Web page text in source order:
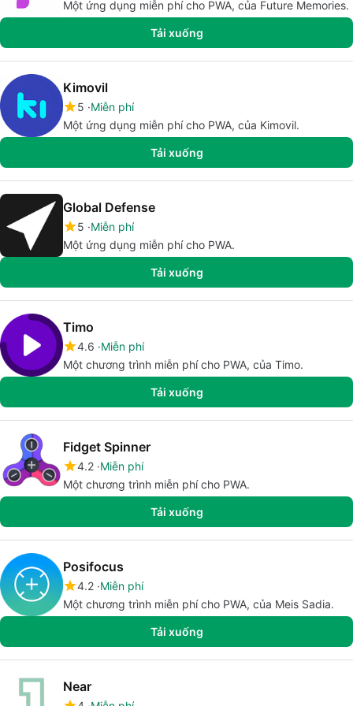
Một ứng dụng miễn phí cho PWA, của Future Memories.
Tải xuống
Kimovil
5 Miễn phí
Một ứng dụng miễn phí cho PWA, của Kimovil.
Tải xuống
Global Defense
5 Miễn phí
Một ứng dụng miễn phí cho PWA.
Tải xuống
Timo
4.6 Miễn phí
Một chương trình miễn phí cho PWA, của Timo.
Tải xuống
Fidget Spinner
4.2 Miễn phí
Một chương trình miễn phí cho PWA.
Tải xuống
Posifocus
4.2 Miễn phí
Một chương trình miễn phí cho PWA, của Meis Sadia.
Tải xuống
Near